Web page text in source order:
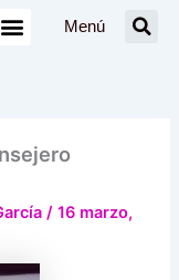
Menú
/16 marzo,